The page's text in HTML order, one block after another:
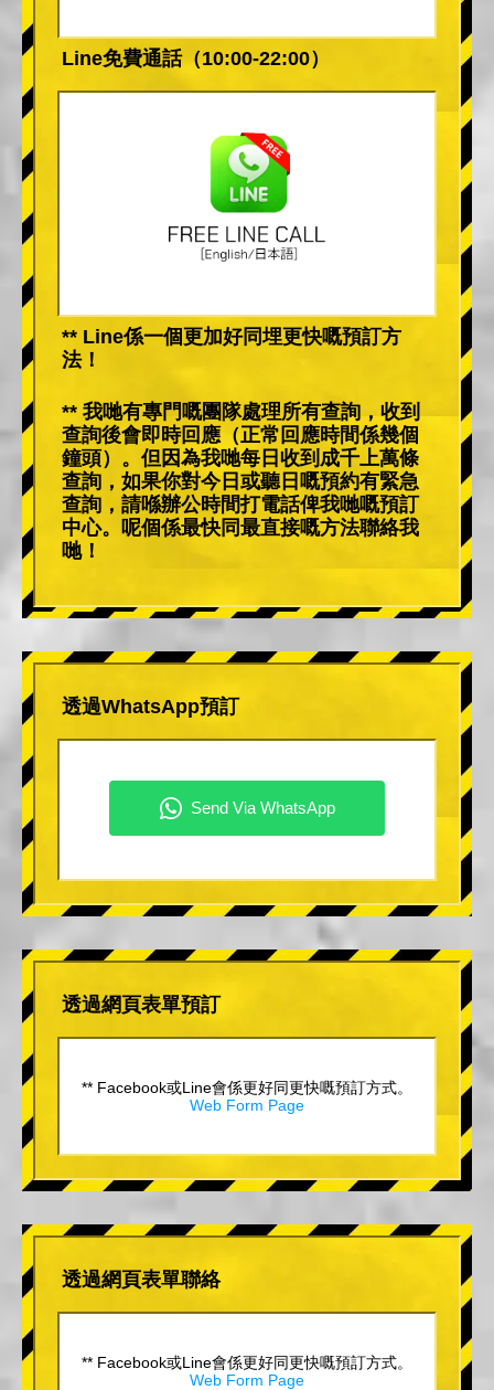
Line免費通話（10:00-22:00）
** Line係一個更加好同埋更快嘅預訂方
法！
** 我哋有專門嘅團隊處理所有查詢，收到
查詢後會即時回應（正常回應時間係幾個
鐘頭）。但因為我哋每日收到成千上萬條
查詢，如果你對今日或聽日嘅預約有緊急
查詢，請喺辦公時間打電話俾我哋嘅預訂
中心。呢個係最快同最直接嘅方法聯絡我
哋！
透過WhatsApp預訂
透過網頁表單預訂
** Facebook或Line會係更好同更快嘅預訂方式。
Web Form Page
透過網頁表單聯絡
** Facebook或Line會係更好同更快嘅預訂方式。
Web Form Page